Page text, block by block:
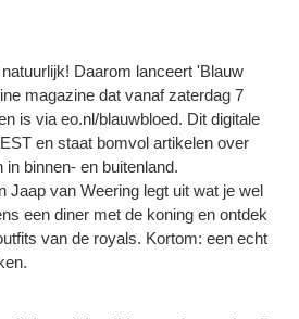
Daarom lanceert 'Blauw
magazine dat vanaf zaterdag 7
is via eo.nl/blauwbloed. Dit digitale
en staat bomvol artikelen over
binnen- en buitenland.
Jaap van Weering legt uit wat je wel
een diner met de koning en ontdek
van de royals. Kortom: een echt